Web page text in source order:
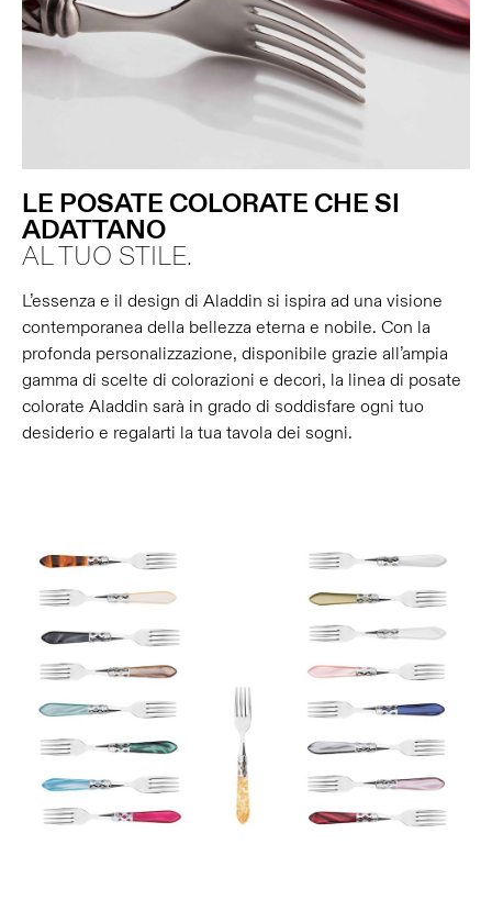
LE POSATE COLORATE CHE SI
ADATTANO
AL TUO STILE.
L’essenza e il design di Aladdin si ispira ad una visione
contemporanea della bellezza eterna e nobile. Con la
profonda personalizzazione, disponibile grazie all’ampia
gamma di scelte di colorazioni e decori, la linea di posate
colorate Aladdin sarà in grado di soddisfare ogni tuo
desiderio e regalarti la tua tavola dei sogni.